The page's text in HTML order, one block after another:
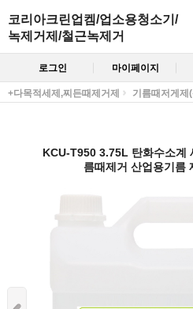
코리아크린업켐/업소용청소기/
녹제거제/철근녹제거
로그인 마이페이지
+다목적세제,찌든때제거제 기름때저게제
KCU-T950 3.75L 탄화수소계
름때제거 산업용기름